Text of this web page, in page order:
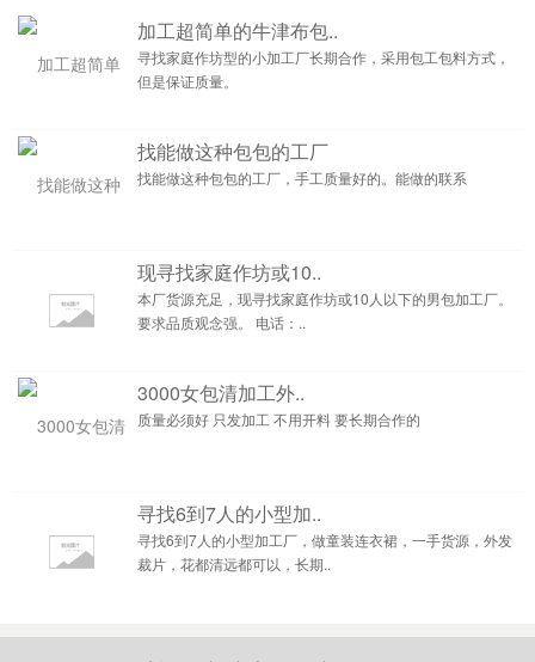
加工超简单的牛津布包..
寻找家庭作坊型的小加工厂长期合作，采用包工包料方式，
但是保证质量。
找能做这种包包的工厂
找能做这种包包的工厂，手工质量好的。能做的联系
现寻找家庭作坊或10..
本厂货源充足，现寻找家庭作坊或10人以下的男包加工厂。
要求品质观念强。 电话：..
3000女包清加工外..
质量必须好 只发加工 不用开料 要长期合作的
寻找6到7人的小型加..
寻找6到7人的小型加工厂，做童装连衣裙，一手货源，外发
裁片，花都清远都可以，长期..